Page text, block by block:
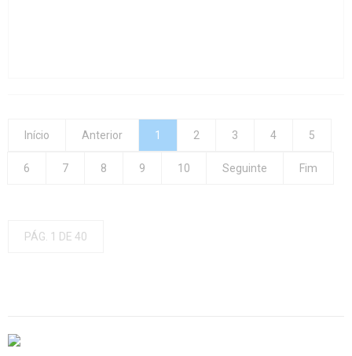
Início Anterior 1 2 3 4 5
6 7 8 9 10 Seguinte Fim
PÁG. 1 DE 40